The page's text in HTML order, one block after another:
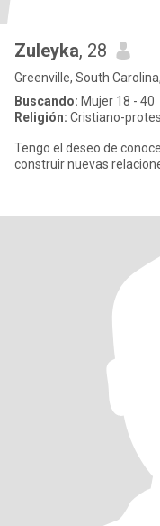
Zuleyka, 28
Greenville, South
Buscando: Mujer 18 - 40
Religión: Cristiano-
Tengo el deseo de
construir nuevas